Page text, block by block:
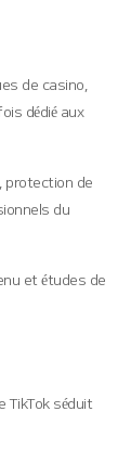
de casino,
dédié aux
protection de
du
et études de
séduit